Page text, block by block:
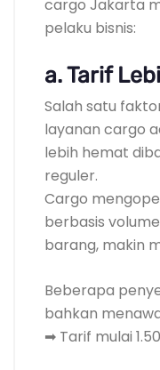
cargo Jakarta
pelaku bisnis:
a. Tarif
Salah satu
layanan cargo
lebih hemat
reguler.
Cargo
berbasis
barang, makin
Beberapa
bahkan
➡ Tarif mulai